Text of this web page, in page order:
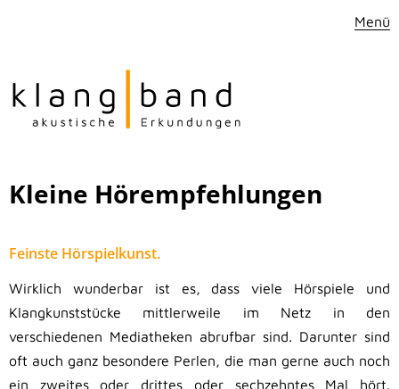
Menü
Kleine Hörempfehlungen
Feinste Hörspielkunst.
Wirklich wunderbar ist es, dass viele Hörspiele und
Klangkunststücke mittlerweile im Netz in den
verschiedenen Mediatheken abrufbar sind. Darunter sind
oft auch ganz besondere Perlen, die man gerne auch noch
ein zweites oder drittes oder sechzehntes Mal hört.